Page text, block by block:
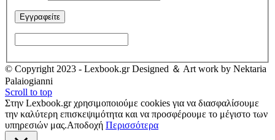
© Copyright 2023 - Lexbook.gr Designed ＆ Art work by Nektaria
Palaiogianni
Scroll to top
Στην Lexbook.gr χρησιμοποιούμε cookies για να διασφαλίσουμε
την καλύτερη επισκεψιμότητα και να προσφέρουμε το μέγιστο των
υπηρεσιών μας.Αποδοχή Περισσότερα